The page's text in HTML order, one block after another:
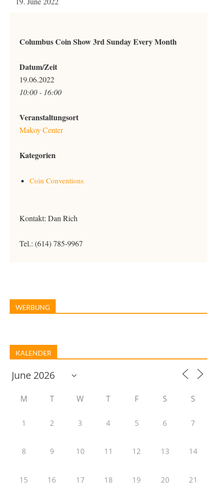
Columbus Coin Show 3rd Sunday Every Month
Datum/Zeit
19.06.2022
10:00 - 16:00
Veranstaltungsort
Makoy Center
Kategorien
Coin Conventions
Kontakt: Dan Rich
Tel.: (614) 785-9967
WERBUNG
KALENDER
M T W T F S S
1 2 3 4 5 6 7
8 9 10 11 12 13 14
15 16 17 18 19 20 21